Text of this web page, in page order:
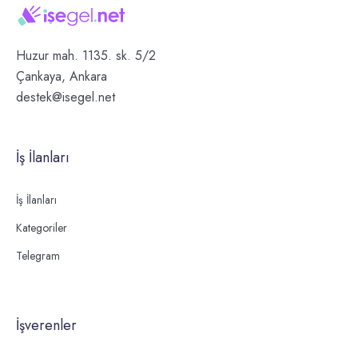
Huzur mah. 1135. sk. 5/2
Çankaya, Ankara
destek@isegel.net
İş İlanları
İş İlanları
Kategoriler
Telegram
İşverenler